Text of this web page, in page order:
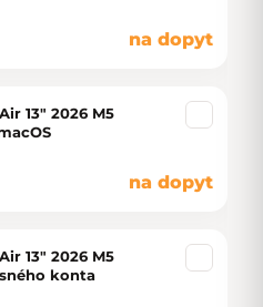
na dopyt
13" 2026 M5
na dopyt
13" 2026 M5
konta